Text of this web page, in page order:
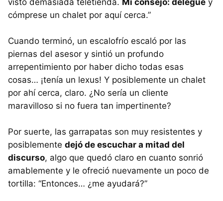
cómprese un chalet por aquí cerca.”
Cuando terminó, un escalofrío escaló por las
piernas del asesor y sintió un profundo
arrepentimiento por haber dicho todas esas
cosas… ¡tenía un lexus! Y posiblemente un chalet
por ahí cerca, claro. ¿No sería un cliente
maravilloso si no fuera tan impertinente?
Por suerte, las garrapatas son muy resistentes y
posiblemente dejó de escuchar a mitad del
discurso, algo que quedó claro en cuanto sonrió
amablemente y le ofreció nuevamente un poco de
tortilla: “Entonces… ¿me ayudará?”